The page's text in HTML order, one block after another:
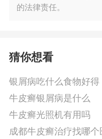
的法律责任。
猜你想看
银屑病吃什么食物好得
牛皮癣银屑病是什么
牛皮癣光照机有用吗
成都牛皮癣治疗找哪个